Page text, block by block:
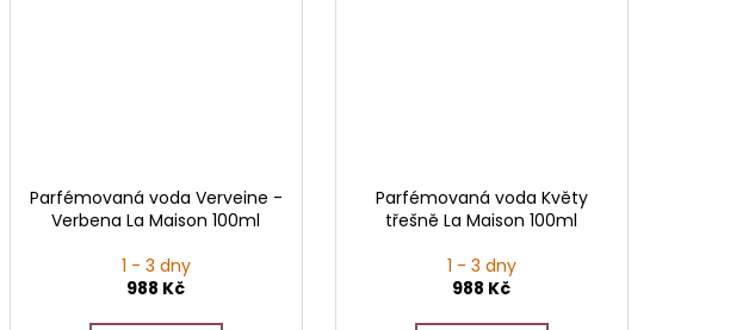
Parfémovaná voda Verveine -
Verbena La Maison 100ml
1 - 3 dny
988 Kč
Parfémovaná voda Květy
třešně La Maison 100ml
1 - 3 dny
988 Kč